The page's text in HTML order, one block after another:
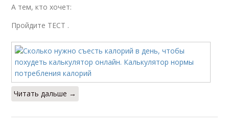
А тем, кто хочет:
Пройдите ТЕСТ .
Читать дальше →